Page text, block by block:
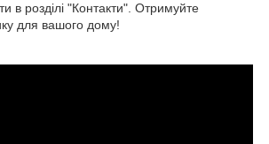
в розділі "Контакти". Отримуйте
для вашого дому!